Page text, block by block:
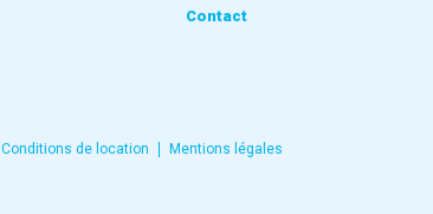
Contact
Conditions de location Mentions légales